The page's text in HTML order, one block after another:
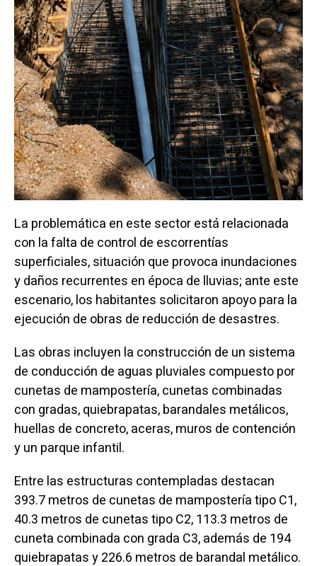
La problemática en este sector está relacionada
con la falta de control de escorrentías
superficiales, situación que provoca inundaciones
y daños recurrentes en época de lluvias; ante este
escenario, los habitantes solicitaron apoyo para la
ejecución de obras de reducción de desastres.
Las obras incluyen la construcción de un sistema
de conducción de aguas pluviales compuesto por
cunetas de mampostería, cunetas combinadas
con gradas, quiebrapatas, barandales metálicos,
huellas de concreto, aceras, muros de contención
y un parque infantil.
Entre las estructuras contempladas destacan
393.7 metros de cunetas de mampostería tipo C1,
40.3 metros de cunetas tipo C2, 113.3 metros de
cuneta combinada con grada C3, además de 194
quiebrapatas y 226.6 metros de barandal metálico.